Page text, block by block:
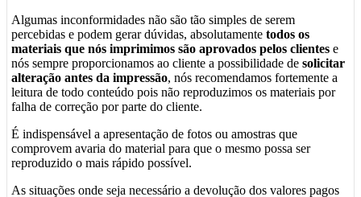
Algumas inconformidades não são tão simples de serem
percebidas e podem gerar dúvidas, absolutamente todos os
materiais que nós imprimimos são aprovados pelos clientes e
nós sempre proporcionamos ao cliente a possibilidade de solicitar
alteração antes da impressão, nós recomendamos fortemente a
leitura de todo conteúdo pois não reproduzimos os materiais por
falha de correção por parte do cliente.
É indispensável a apresentação de fotos ou amostras que
comprovem avaria do material para que o mesmo possa ser
reproduzido o mais rápido possível.
As situações onde seja necessário a devolução dos valores pagos